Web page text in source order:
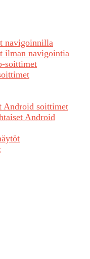
navigoinnilla
ilman navigointia
soittimet
Android soittimet
Android